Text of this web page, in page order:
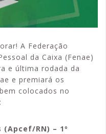
A Federação
da Caixa (Fenae)
e última rodada da
e premiará os
colocados no
RN) – 1º